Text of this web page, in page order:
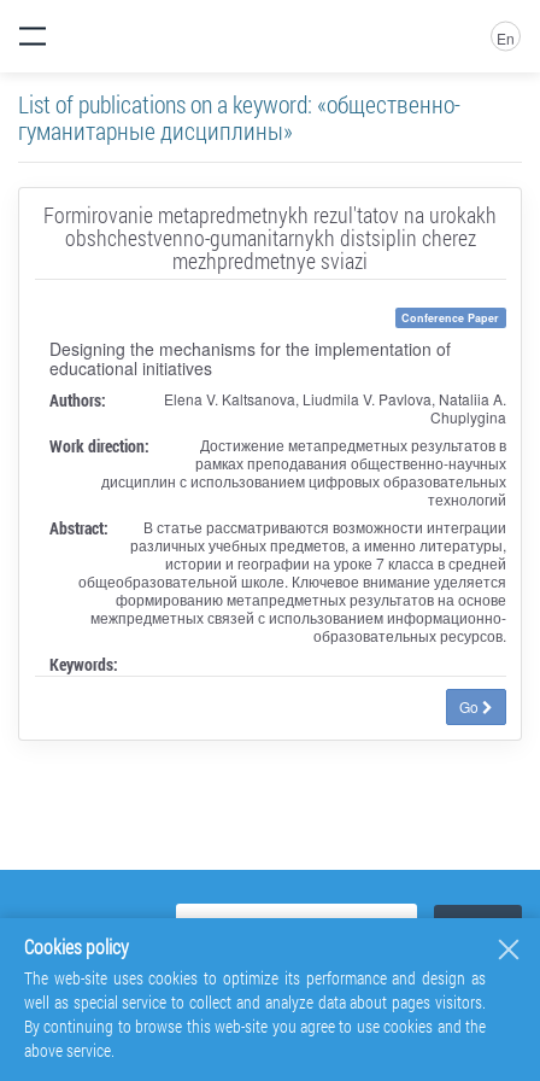
En
List of publications on a keyword: «общественно-
гуманитарные дисциплины»
Formirovanie metapredmetnykh rezul'tatov na urokakh
obshchestvenno-gumanitarnykh distsiplin cherez
mezhpredmetnye sviazi
Conference Paper
Designing the mechanisms for the implementation of
educational initiatives
Authors:
Elena V. Kaltsanova, Liudmila V. Pavlova, Nataliia A.
Chuplygina
Work direction:
Достижение метапредметных результатов в
рамках преподавания общественно-научных
дисциплин с использованием цифровых образовательных
технологий
Abstract:
В статье рассматриваются возможности интеграции
различных учебных предметов, а именно литературы,
истории и географии на уроке 7 класса в средней
общеобразовательной школе. Ключевое внимание уделяется
формированию метапредметных результатов на основе
межпредметных связей с использованием информационно-
образовательных ресурсов.
Keywords:
Go
Cookies policy
The web-site uses cookies to optimize its performance and design as
well as special service to collect and analyze data about pages visitors.
By continuing to browse this web-site you agree to use cookies and the
above service.